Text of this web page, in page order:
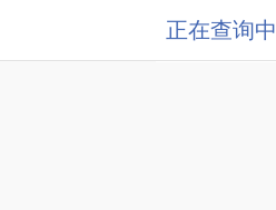
正在查询中